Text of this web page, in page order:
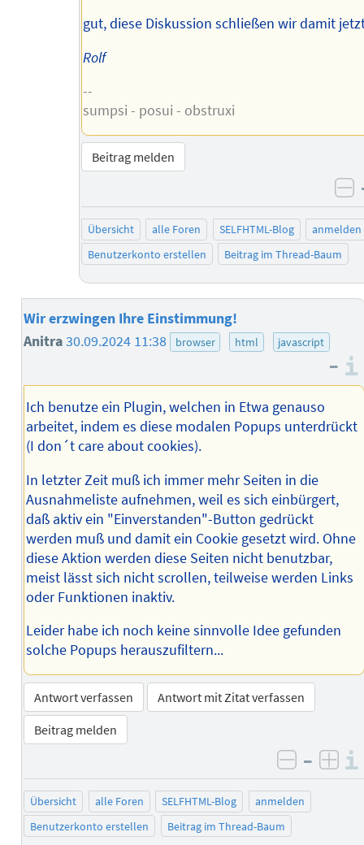
gut, diese Diskussion schließen wir damit
Rolf
--
sumpsi - posui - obstruxi
Beitrag melden
Übersicht alle Foren SELFHTML-Blog
anmelden
Benutzerkonto erstellen
Beitrag im Thread-Baum
Wir erzwingen Ihre Einstimmung!
Anitra30.09.2024 11:38 browser html javascript
–
Ich benutze ein Plugin, welchen in Etwa genauso
arbeitet, indem es diese modalen Popups unterdrückt
(I don´t care about cookies).
In letzter Zeit muß ich immer mehr Seiten in die
Ausnahmeliste aufnehmen, weil es sich einbürgert,
daß aktiv ein "Einverstanden"-Button gedrückt
werden muß und damit ein Cookie gesetzt wird. Ohne
diese Aktion werden diese Seiten nicht benutzbar,
meist lässt sich nicht scrollen, teilweise werden Links
oder Funktionen inaktiv.
Leider habe ich noch keine sinnvolle Idee gefunden
solche Popups herauszufiltern...
Antwort verfassen
Antwort mit Zitat verfassen
Beitrag melden
negativ
–
Übersicht alle Foren SELFHTML-Blog
anmelden
Benutzerkonto erstellen
Beitrag im Thread-Baum